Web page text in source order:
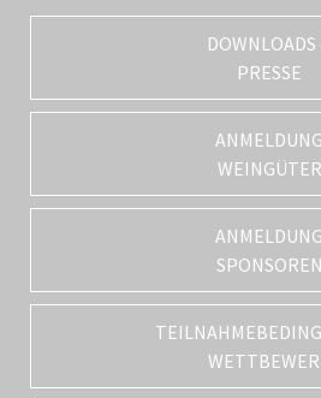
DOWNLOADS
PRESSE
ANMELDUNG
WEINGÜTER
ANMELDUNG
SPONSOREN